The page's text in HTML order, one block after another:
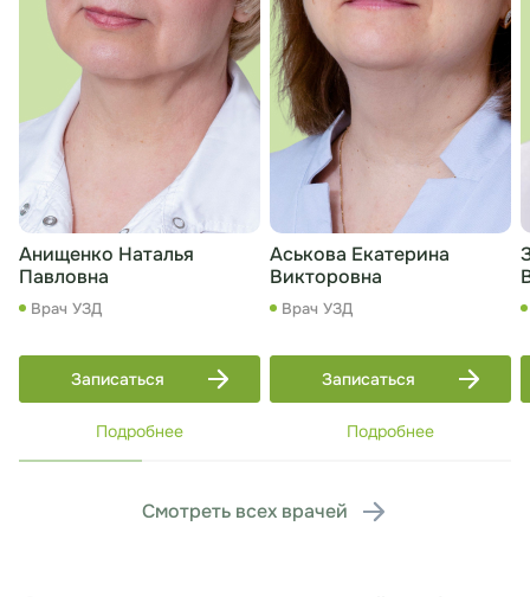
Анищенко Наталья
Павловна
Врач УЗД
Записаться
Подробнее
Аськова Екатерина
Викторовна
Врач УЗД
Записаться
Подробнее
Смотреть всех врачей